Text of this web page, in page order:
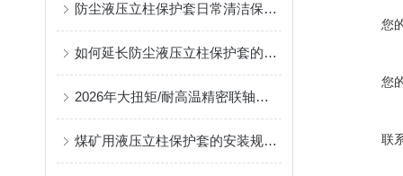
防尘液压立柱保护套日常清洁保养与更换规范
如何延长防尘液压立柱保护套的使用寿命？
2026年大扭矩/耐高温精密联轴器定制找哪家？能实现精准定制的优质厂家盘点
煤矿用液压立柱保护套的安装规范与使用寿命提升方案
您
您
联